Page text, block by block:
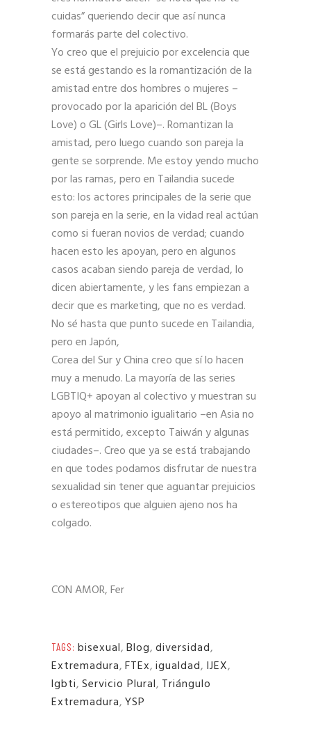
cuidas” queriendo decir que así nunca
formarás parte del colectivo.
Yo creo que el prejuicio por excelencia que
se está gestando es la romantización de la
amistad entre dos hombres o mujeres –
provocado por la aparición del BL (Boys
Love) o GL (Girls Love)–. Romantizan la
amistad, pero luego cuando son pareja la
gente se sorprende. Me estoy yendo mucho
por las ramas, pero en Tailandia sucede
esto: los actores principales de la serie que
son pareja en la serie, en la vidad real actúan
como si fueran novios de verdad; cuando
hacen esto les apoyan, pero en algunos
casos acaban siendo pareja de verdad, lo
dicen abiertamente, y les fans empiezan a
decir que es marketing, que no es verdad.
No sé hasta que punto sucede en Tailandia,
pero en Japón,
Corea del Sur y China creo que sí lo hacen
muy a menudo. La mayoría de las series
LGBTIQ+ apoyan al colectivo y muestran su
apoyo al matrimonio igualitario –en Asia no
está permitido, excepto Taiwán y algunas
ciudades–. Creo que ya se está trabajando
en que todes podamos disfrutar de nuestra
sexualidad sin tener que aguantar prejuicios
o estereotipos que alguien ajeno nos ha
colgado.
CON AMOR, Fer
TAGS: bisexual,Blog,diversidad,
Extremadura,FTEx,igualdad, IJEX,
lgbti,Servicio Plural, Triángulo
Extremadura,YSP